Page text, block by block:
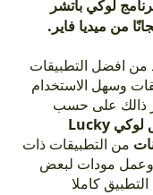
لوكي باتشر
من ميديا فاير.
من افضل التطبيقات
وسهل الاستخدام
ذالك على حسب
التطبيق لوكي Lucky
من التطبيقات ذات
وعمل مودات لبعض
كاملا